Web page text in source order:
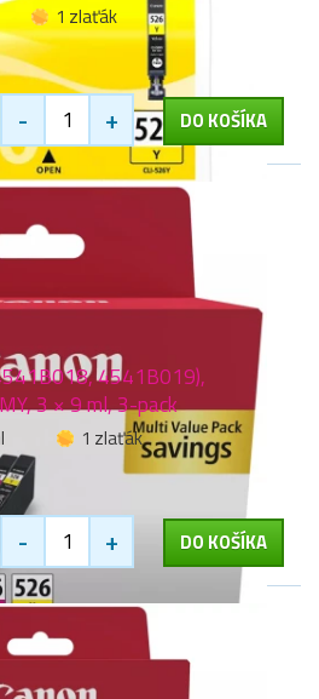
1 zlaťák
- + DO KOŠÍKA
4541B019),
3 × 9 ml, 3-pack
1 zlaťák
- + DO KOŠÍKA